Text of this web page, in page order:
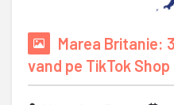
Marea Britanie:
vand pe TikTok Shop